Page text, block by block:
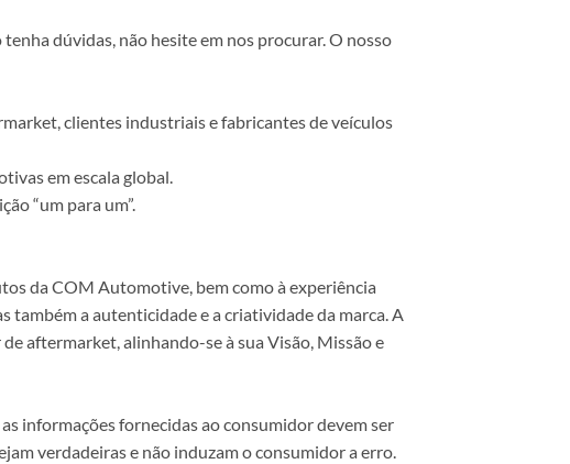
dúvidas, não hesite em nos procurar. O nosso
clientes industriais e fabricantes de veículos
em escala global.
“um para um”.
da COM Automotive, bem como à experiência
também a autenticidade e a criatividade da marca. A
aftermarket, alinhando-se à sua Visão, Missão e
informações fornecidas ao consumidor devem ser
verdadeiras e não induzam o consumidor a erro.